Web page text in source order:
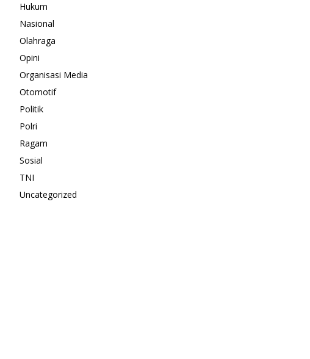
Hukum
Nasional
Olahraga
Opini
Organisasi Media
Otomotif
Politik
Polri
Ragam
Sosial
TNI
Uncategorized